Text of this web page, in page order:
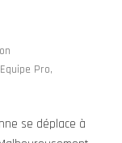
Equipe Pro,
se déplace à